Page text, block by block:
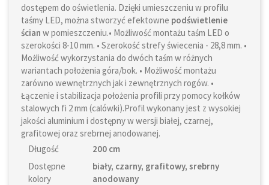
dostępem do oświetlenia. Dzięki umieszczeniu w profilu
taśmy LED, można stworzyć efektowne podświetlenie
ścian w pomieszczeniu.• Możliwość montażu taśm LED o
szerokości 8-10 mm. • Szerokość strefy świecenia - 28,8 mm. •
Możliwość wykorzystania do dwóch taśm w różnych
wariantach położenia góra/bok. • Możliwość montażu
zarówno wewnętrznych jak i zewnętrznych rogów. •
Łączenie i stabilizacja położenia profili przy pomocy kołków
stalowych fi 2 mm (calówki).Profil wykonany jest z wysokiej
jakości aluminium i dostępny w wersji białej, czarnej,
grafitowej oraz srebrnej anodowanej.
Długość
200 cm
Dostępne
kolory
biały, czarny, grafitowy, srebrny
anodowany